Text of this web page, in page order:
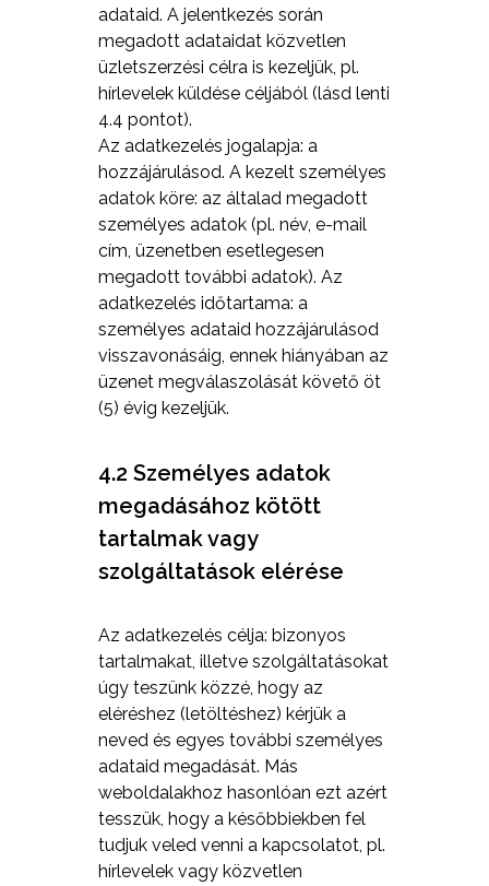
adataid. A jelentkezés során
megadott adataidat közvetlen
üzletszerzési célra is kezeljük, pl.
hírlevelek küldése céljából (lásd lenti
4.4 pontot).
Az adatkezelés jogalapja: a
hozzájárulásod. A kezelt személyes
adatok köre: az általad megadott
személyes adatok (pl. név, e-mail
cím, üzenetben esetlegesen
megadott további adatok). Az
adatkezelés időtartama: a
személyes adataid hozzájárulásod
visszavonásáig, ennek hiányában az
üzenet megválaszolását követő öt
(5) évig kezeljük.
4.2 Személyes adatok
megadásához kötött
tartalmak vagy
szolgáltatások elérése
Az adatkezelés célja: bizonyos
tartalmakat, illetve szolgáltatásokat
úgy teszünk közzé, hogy az
eléréshez (letöltéshez) kérjük a
neved és egyes további személyes
adataid megadását. Más
weboldalakhoz hasonlóan ezt azért
tesszük, hogy a későbbiekben fel
tudjuk veled venni a kapcsolatot, pl.
hírlevelek vagy közvetlen